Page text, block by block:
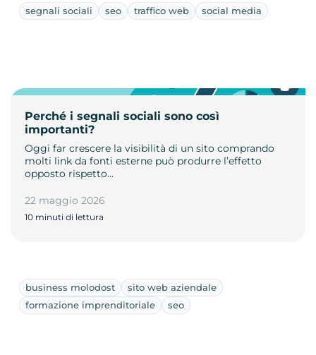
segnali sociali seo traffico web social media
Perché i segnali sociali sono così
importanti?
Oggi far crescere la visibilità di un sito comprando
molti link da fonti esterne può produrre l’effetto
opposto rispetto…
22 maggio 2026
10 minuti di lettura
business molodost
sito web aziendale
formazione imprenditoriale
seo